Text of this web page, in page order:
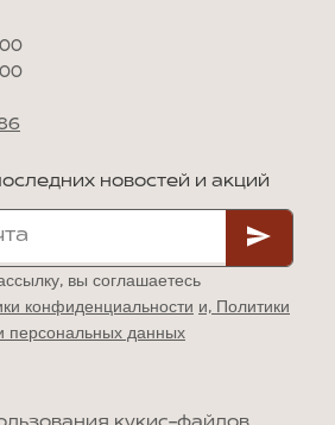
новостей и акций
вы соглашаетесь
конфиденциальности и, Политики
персональных данных